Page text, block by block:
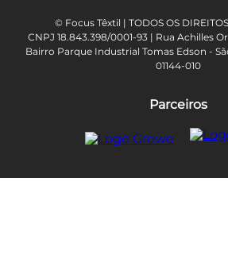
© Focus Têxtil | TODOS OS
CNPJ 18.843.398/0001-93 | Rua Achilles
Bairro Parque Industrial Tomas Edson -
01144-010
Parceiros